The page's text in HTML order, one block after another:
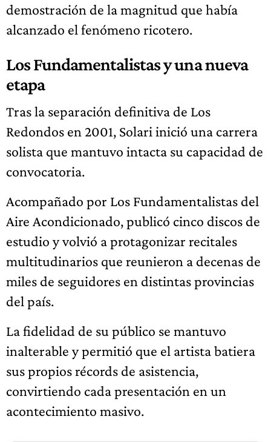
demostración de la magnitud que había
alcanzado el fenómeno ricotero.
Los Fundamentalistas y una nueva
etapa
Tras la separación definitiva de Los
Redondos en 2001, Solari inició una carrera
solista que mantuvo intacta su capacidad de
convocatoria.
Acompañado por Los Fundamentalistas del
Aire Acondicionado, publicó cinco discos de
estudio y volvió a protagonizar recitales
multitudinarios que reunieron a decenas de
miles de seguidores en distintas provincias
del país.
La fidelidad de su público se mantuvo
inalterable y permitió que el artista batiera
sus propios récords de asistencia,
convirtiendo cada presentación en un
acontecimiento masivo.